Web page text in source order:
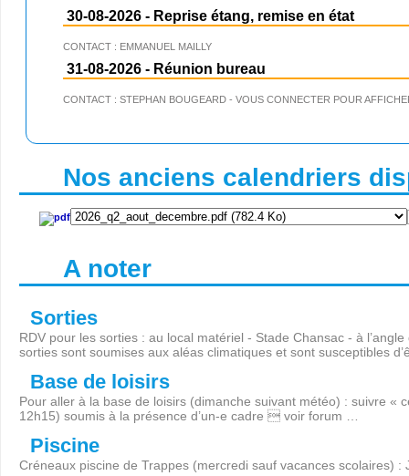
30-08-2026 - Reprise étang, remise en état
CONTACT : EMMANUEL MAILLY
31-08-2026 - Réunion bureau
CONTACT : STEPHAN BOUGEARD - VOUS CONNECTER POUR
Nos anciens calendriers
A noter
Sorties
RDV pour les sorties : au local matériel - Stade Chansac - à
sorties sont soumises aux aléas climatiques et sont susceptibles
Base de loisirs
Pour aller à la base de loisirs (dimanche suivant météo) : suivre
12h15) soumis à la présence d’un-e cadre  voir forum …
Piscine
Créneaux piscine de Trappes (mercredi sauf vacances scolaires)